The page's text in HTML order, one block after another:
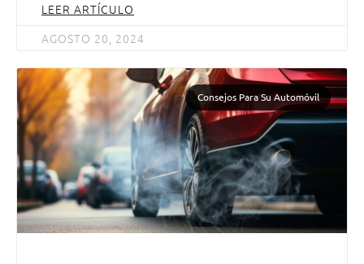
LEER ARTÍCULO
AGOSTO 20, 2024
Consejos Para Su Automóvil